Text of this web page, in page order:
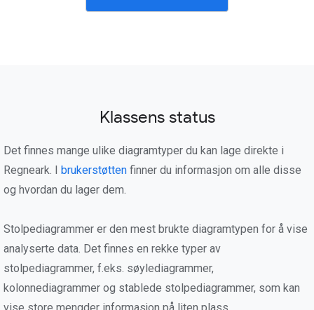
Klassens status
Det finnes mange ulike diagramtyper du kan lage direkte i
Regneark. I brukerstøtten finner du informasjon om alle disse
og hvordan du lager dem.
Stolpediagrammer er den mest brukte diagramtypen for å vise
analyserte data. Det finnes en rekke typer av
stolpediagrammer, f.eks. søylediagrammer,
kolonnediagrammer og stablede stolpediagrammer, som kan